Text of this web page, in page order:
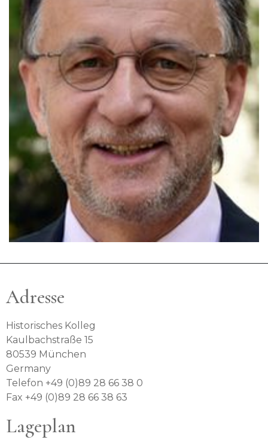
Adresse
Historisches Kolleg
Kaulbachstraße 15
80539 München
Germany
Telefon +49 (0)89 28 66 38 0
Fax +49 (0)89 28 66 38 63
Lageplan